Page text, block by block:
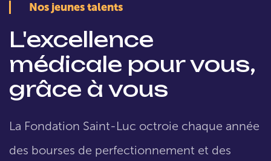
Nos jeunes talents
L'excellence
médicale pour vous,
grâce à vous
La Fondation Saint-Luc octroie chaque année
des bourses de perfectionnement et des